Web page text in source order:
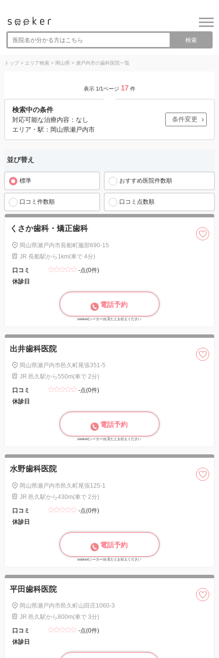
検索
トップ> エリア検索> 岡山県 > 瀬戸内市の歯科医院一覧
表示 1/1ページ 17 件
検索中の条件
対応可能な治療内容：なし
エリア・駅：岡山県瀬戸内市
条件変更
並び替え
標準 おすすめ医院件数順
口コミ件数順 口コミ点数順
くさか歯科・矯正歯科
岡山県瀬戸内市長船町服部690-15
JR 長船駅から1km(車で 4分)
口コミ
-点(0件)
休診日
電話予約
seeker(シーカー)を見たとお伝えください
出井歯科医院
岡山県瀬戸内市邑久町尾張351-5
JR 邑久駅から550m(車で 2分)
口コミ
-点(0件)
休診日
電話予約
seeker(シーカー)を見たとお伝えください
水野歯科医院
岡山県瀬戸内市邑久町尾張125-1
JR 邑久駅から430m(車で 2分)
口コミ
-点(0件)
休診日
電話予約
seeker(シーカー)を見たとお伝えください
平田歯科医院
岡山県瀬戸内市邑久町山田庄1060-3
JR 邑久駅から800m(車で 3分)
口コミ
-点(0件)
休診日